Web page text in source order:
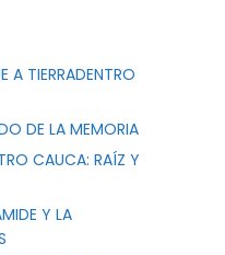
A TIERRADENTRO
DE LA MEMORIA
CAUCA: RAÍZ Y
Y LA